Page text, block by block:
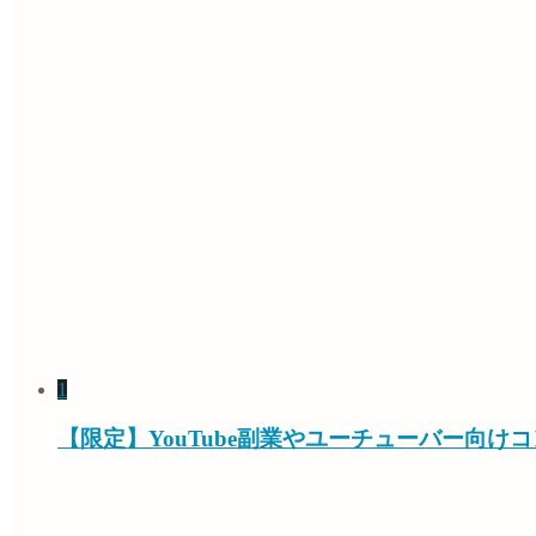
1
【限定】YouTube副業やユーチューバー向け